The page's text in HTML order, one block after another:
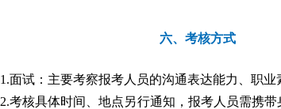
六、考核方式
1.面试：主要考察报考人员的沟通表达能力、职业
2.考核具体时间、地点另行通知，报考人员需携